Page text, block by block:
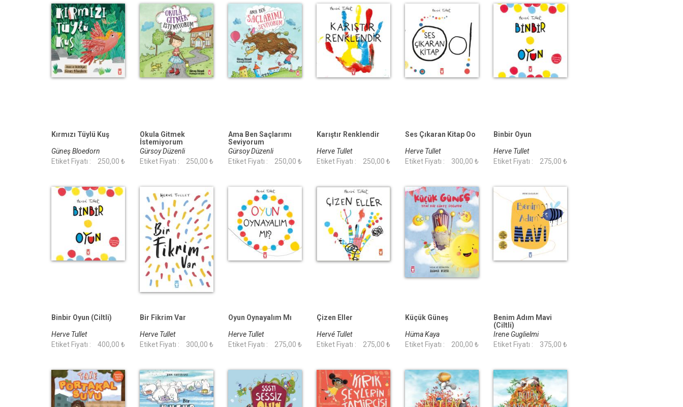
Kırmızı Tüylü Kuş
Güneş Bloedorn
Etiket Fiyatı :
250,00 ₺
Okula Gitmek
İstemiyorum
Gürsoy Düzenli
Etiket Fiyatı :
250,00 ₺
Ama Ben Saçlarımı
Seviyorum
Gürsoy Düzenli
Etiket Fiyatı :
250,00 ₺
Karıştır Renklendir
Herve Tullet
Etiket Fiyatı :
250,00 ₺
Ses Çıkaran Kitap Oo
Herve Tullet
Etiket Fiyatı :
300,00 ₺
Binbir Oyun
Herve Tullet
Etiket Fiyatı :
275,00 ₺
Binbir Oyun (Ciltli)
Herve Tullet
Etiket Fiyatı :
400,00 ₺
Bir Fikrim Var
Herve Tullet
Etiket Fiyatı :
300,00 ₺
Oyun Oynayalım Mı
Herve Tullet
Etiket Fiyatı :
275,00 ₺
Çizen Eller
Hervé Tullet
Etiket Fiyatı :
275,00 ₺
Küçük Güneş
Hüma Kaya
Etiket Fiyatı :
200,00 ₺
Benim Adım Mavi
(Ciltli)
Irene Guglielmi
Etiket Fiyatı :
375,00 ₺